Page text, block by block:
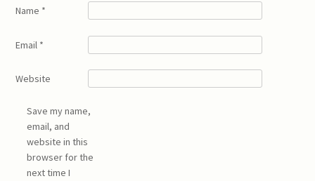
Name *
Email *
Website
Save my name,
email, and
website in this
browser for the
next time I